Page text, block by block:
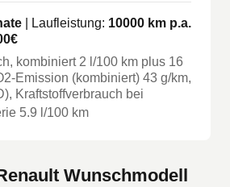
| Laufleistung: 10000 km p.a.
€
kombiniert 2 l/100 km plus 16
Emission (kombiniert) 43 g/km,
, Kraftstoffverbrauch bei
5.9 l/100 km
Wunschmodell